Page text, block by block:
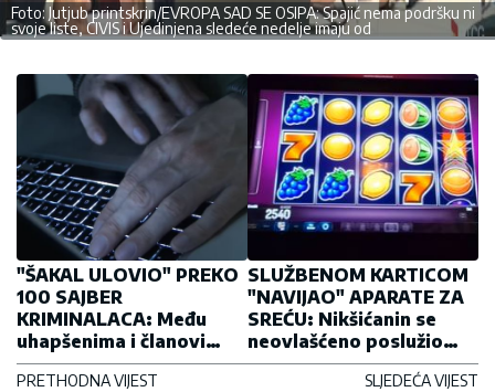
Foto: Jutjub printskrin/EVROPA SAD SE OSIPA: Spajić nema podršku ni
svoje liste, CIVIS i Ujedinjena sledeće nedelje imaju od
"ŠAKAL ULOVIO" PREKO
100 SAJBER
KRIMINALACA: Među
uhapšenima i članovi
"Crne sekire"
PRETHODNA VIJEST
SLUŽBENOM KARTICOM
"NAVIJAO" APARATE ZA
SREĆU: Nikšićanin se
neovlašćeno poslužio
novcem u iznosu 19.000
SLJEDEĆA VIJEST